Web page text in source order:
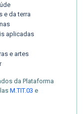
e da terra
aplicadas
e artes
da Plataforma
M.TIT.03 e